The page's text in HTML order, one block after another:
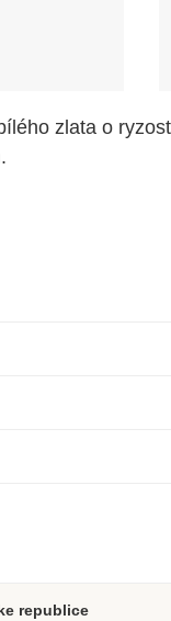
zlata o
republice